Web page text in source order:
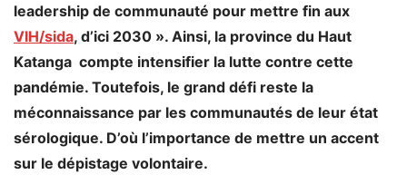
leadership de communauté pour mettre fin aux
VIH/sida, d’ici 2030 ». Ainsi, la province du Haut
Katanga compte intensifier la lutte contre cette
pandémie. Toutefois, le grand défi reste la
méconnaissance par les communautés de leur état
sérologique. D’où l’importance de mettre un accent
sur le dépistage volontaire.